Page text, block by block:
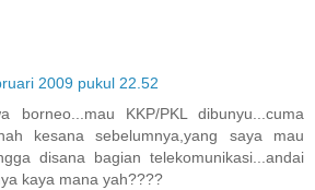
2009 pukul 22.52
borneo...mau KKP/PKL dibunyu...cuma
kesana sebelumnya,yang saya mau
disana bagian telekomunikasi...andai
kaya mana yah????